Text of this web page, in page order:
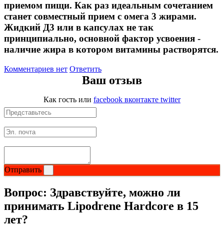
Иммунитет
Коэнзим Q10
Лецитин
Сердце и Сосуды
Омега жиры
Суставы и связки
Коллаген
Протеин
приемом пищи. Как раз идеальным сочетанием
станет совместный прием с омега 3 жирами.
Жидкий Д3 или в капсулах не так
принципиально, основной фактор усвоения -
наличие жира в котором витамины растворятся.
Комментариев нет Ответить
Ваш отзыв
Как гость или facebook вконтакте twitter
Отправить
Вопрос: Здравствуйте, можно ли
принимать Lipodrene Hardcore в 15
лет?